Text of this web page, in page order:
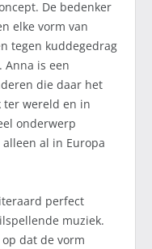
De bedenker
elke vorm van
tegen kuddegedrag
is een
die daar het
ter wereld en in
onderwerp
al in Europa
perfect
muziek.
dat de vorm